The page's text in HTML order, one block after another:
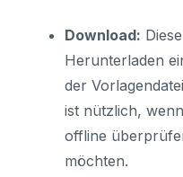
Download:
Herunterladen
der
ist nützlich,
offline
möchten.